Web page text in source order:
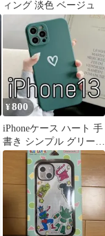
ィング 淡色 ベージュ
¥800
iPhoneケース ハート 手
書き シンプル グリーン
iPhone13